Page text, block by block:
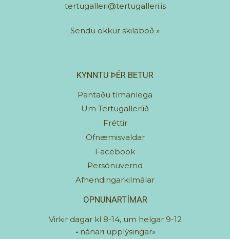
tertugalleri@tertugalleri.is
Sendu okkur skilaboð »
KYNNTU ÞÉR BETUR
Pantaðu tímanlega
Um Tertugalleríið
Fréttir
Ofnæmisvaldar
Facebook
Persónuvernd
Afhendingarkilmálar
OPNUNARTÍMAR
Virkir dagar kl 8-14, um helgar 9-12
- nánari upplýsingar»